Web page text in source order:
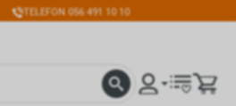
TELEFON 056 491 10 10